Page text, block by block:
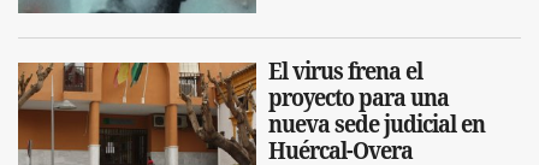
El virus frena el
proyecto para una
nueva sede judicial en
Huércal-Overa